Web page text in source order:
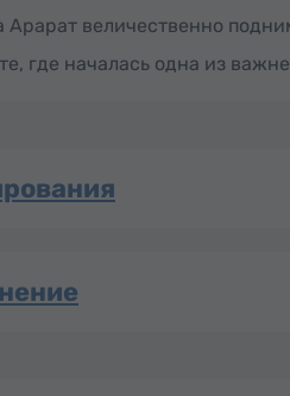
Арарат величественно
где началась одна из